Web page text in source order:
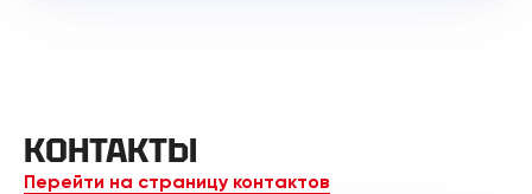
КОНТАКТЫ
Перейти на страницу контактов